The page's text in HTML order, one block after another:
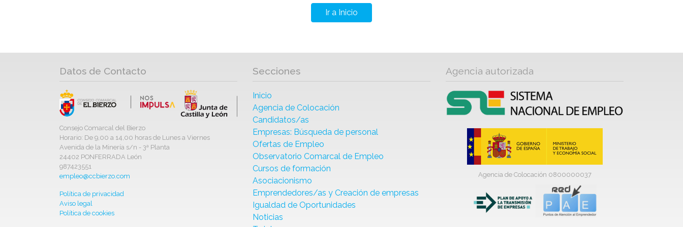
Ir a Inicio
Datos de Contacto
Consejo Comarcal del Bierzo
Horario: De 9,00 a 14,00 horas de Lunes a Viernes
Avenida de la Minería s/n - 3ª Planta
24402 PONFERRADA León
987423551
empleo@ccbierzo.com
Política de privacidad
Aviso legal
Política de cookies
Secciones
Inicio
Agencia de Colocación
Candidatos/as
Empresas: Búsqueda de personal
Ofertas de Empleo
Observatorio Comarcal de Empleo
Cursos de formación
Asociacionismo
Emprendedores/as y Creación de empresas
Igualdad de Oportunidades
Noticias
Agencia autorizada
Agencia de Colocación 0800000037